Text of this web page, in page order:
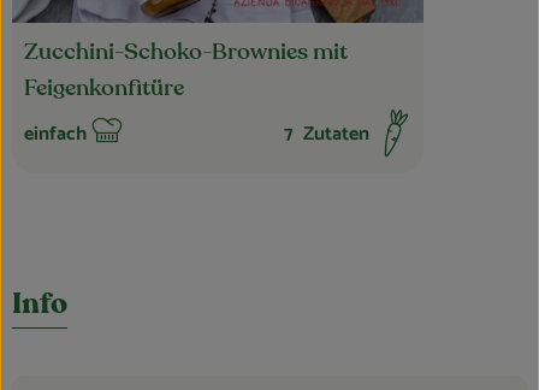
Zucchini-Schoko-Brownies mit
Feigenkonfitüre
Schwierigkeit:
einfach 7 Zutaten
Info